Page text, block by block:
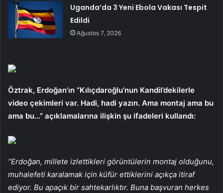
Uganda’da 3 Yeni Ebola Vakası Tespit
Edildi
Ağustos 7, 2026
Öztrak, Erdoğan’ın “Kılıçdaroğlu’nun Kandil’dekilerle
video çekimleri var. Hadi, hadi yazın. Ama montaj ama bu
ama bu…” açıklamalarına ilişkin şu ifadeleri kullandı:
“Erdoğan, millete izlettikleri görüntülerin montaj olduğunu,
muhalefeti karalamak için küfür ettiklerini açıkça itiraf
ediyor. Bu apaçık bir sahtekarlıktır. Buna başvuran herkes